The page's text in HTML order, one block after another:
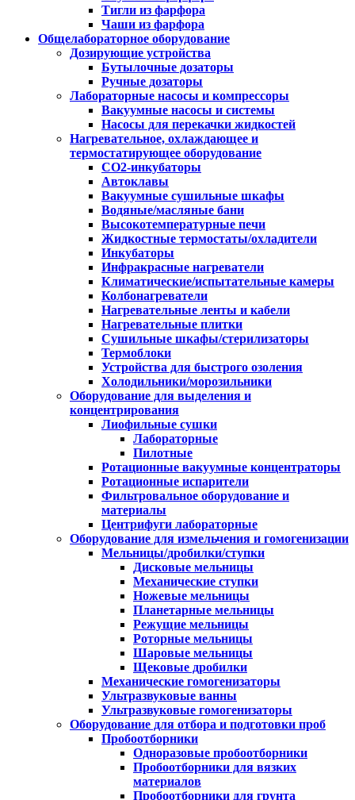
Тигли из фарфора
Чаши из фарфора
Общелабораторное оборудование
Дозирующие устройства
Бутылочные дозаторы
Ручные дозаторы
Лабораторные насосы и компрессоры
Вакуумные насосы и системы
Насосы для перекачки жидкостей
Нагревательное, охлаждающее и
термостатирующее оборудование
CO2-инкубаторы
Автоклавы
Вакуумные сушильные шкафы
Водяные/масляные бани
Высокотемпературные печи
Жидкостные термостаты/охладители
Инкубаторы
Инфракрасные нагреватели
Климатические/испытательные камеры
Колбонагреватели
Нагревательные ленты и кабели
Нагревательные плитки
Сушильные шкафы/стерилизаторы
Термоблоки
Устройства для быстрого озоления
Холодильники/морозильники
Оборудование для выделения и
концентрирования
Лиофильные сушки
Лабораторные
Пилотные
Ротационные вакуумные концентраторы
Ротационные испарители
Фильтровальное оборудование и
материалы
Центрифуги лабораторные
Оборудование для измельчения и гомогенизации
Мельницы/дробилки/ступки
Дисковые мельницы
Механические ступки
Ножевые мельницы
Планетарные мельницы
Режущие мельницы
Роторные мельницы
Шаровые мельницы
Щековые дробилки
Механические гомогенизаторы
Ультразвуковые ванны
Ультразвуковые гомогенизаторы
Оборудование для отбора и подготовки проб
Пробоотборники
Одноразовые пробоотборники
Пробоотборники для вязких
материалов
Пробоотборники для грунта